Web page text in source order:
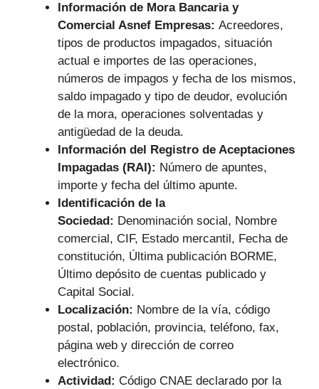
Información de Mora Bancaria y
Comercial Asnef Empresas: Acreedores,
tipos de productos impagados, situación
actual e importes de las operaciones,
números de impagos y fecha de los mismos,
saldo impagado y tipo de deudor, evolución
de la mora, operaciones solventadas y
antigüedad de la deuda.
Información del Registro de Aceptaciones
Impagadas (RAI): Número de apuntes,
importe y fecha del último apunte.
Identificación de la
Sociedad: Denominación social, Nombre
comercial, CIF, Estado mercantil, Fecha de
constitución, Última publicación BORME,
Último depósito de cuentas publicado y
Capital Social.
Localización: Nombre de la vía, código
postal, población, provincia, teléfono, fax,
página web y dirección de correo
electrónico.
Actividad: Código CNAE declarado por la